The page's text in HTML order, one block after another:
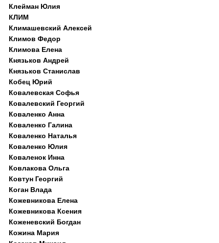
Клейман Юлия
КЛИМ
Климашевский Алексей
Климов Федор
Климова Елена
Князьков Андрей
Князьков Станислав
Кобец Юрий
Ковалевская Софья
Ковалевский Георгий
Коваленко Анна
Коваленко Галина
Коваленко Наталья
Коваленко Юлия
Коваленок Инна
Ковлакова Ольга
Ковтун Георгий
Коган Влада
Кожевникова Елена
Кожевникова Ксения
Коженевский Богдан
Кожина Мария